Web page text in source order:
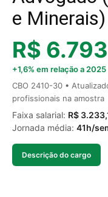
e
R$
+1,6% em relação a 2025
CBO 2410-30 •
profissionais na amostra
Faixa salarial: R$
Jornada média: 41h/
Descrição do cargo